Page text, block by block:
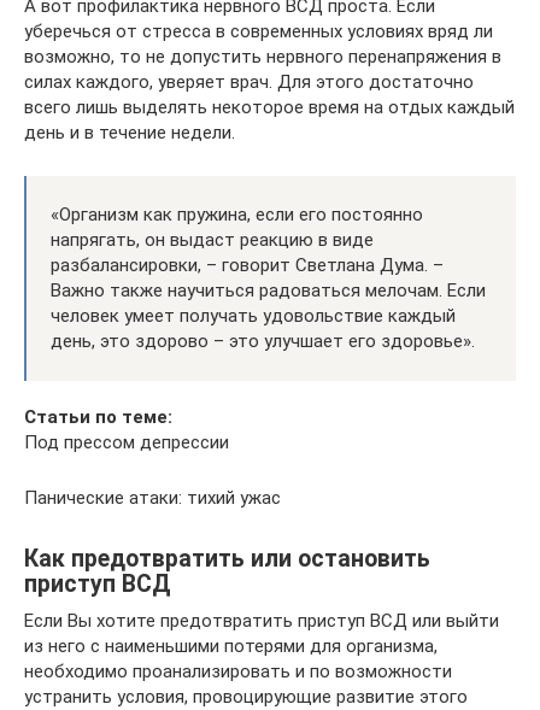
А вот профилактика нервного ВСД проста. Если
уберечься от стресса в современных условиях вряд ли
возможно, то не допустить нервного перенапряжения в
силах каждого, уверяет врач. Для этого достаточно
всего лишь выделять некоторое время на отдых каждый
день и в течение недели.
«Организм как пружина, если его постоянно
напрягать, он выдаст реакцию в виде
разбалансировки, – говорит Светлана Дума. –
Важно также научиться радоваться мелочам. Если
человек умеет получать удовольствие каждый
день, это здорово – это улучшает его здоровье».
Статьи по теме:
Под прессом депрессии
Панические атаки: тихий ужас
Как предотвратить или остановить
приступ ВСД
Если Вы хотите предотвратить приступ ВСД или выйти
из него с наименьшими потерями для организма,
необходимо проанализировать и по возможности
устранить условия, провоцирующие развитие этого